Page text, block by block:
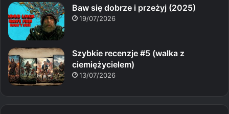
Baw się dobrze i przeżyj (2025)
19/07/2026
Szybkie recenzje #5 (walka z
ciemiężycielem)
13/07/2026